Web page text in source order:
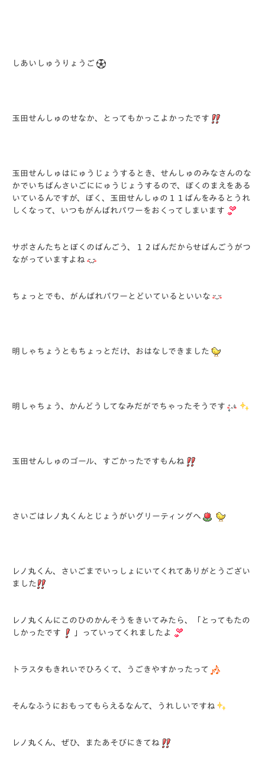
しあいしゅうりょうご
玉田せんしゅのせなか、とってもかっこよかったです
玉田せんしゅはにゅうじょうするとき、せんしゅのみなさんのな
かでいちばんさいごににゅうじょうするので、ぼくのまえをある
いているんですが、ぼく、玉田せんしゅの１１ばんをみるとうれ
しくなって、いつもがんばれパワーをおくってしまいます
サポさんたちとぼくのばんごう、１２ばんだからせばんごうがつ
ながっていますよね
ちょっとでも、がんばれパワーとどいているといいな
明しゃちょうともちょっとだけ、おはなしできました
明しゃちょう、かんどうしてなみだがでちゃったそうです
玉田せんしゅのゴール、すごかったですもんね
さいごはレノ丸くんとじょうがいグリーティングへ
レノ丸くん、さいごまでいっしょにいてくれてありがとうござい
ました
レノ丸くんにこのひのかんそうをきいてみたら、「とってもたの
しかったです
」っていってくれましたよ
トラスタもきれいでひろくて、うごきやすかったって
そんなふうにおもってもらえるなんて、うれしいですね
レノ丸くん、ぜひ、またあそびにきてね